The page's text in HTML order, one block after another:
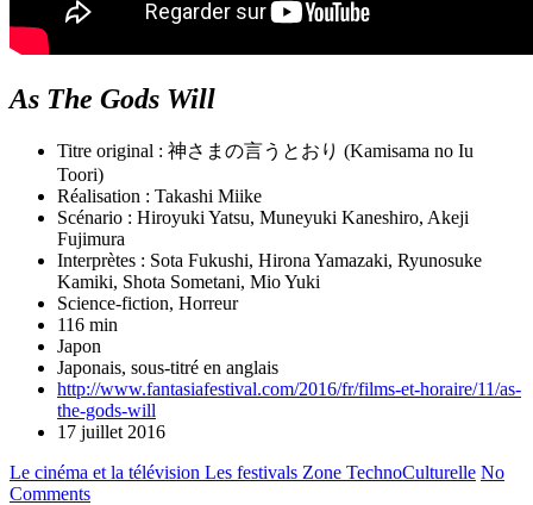
As The Gods Will
Titre original : 神さまの言うとおり (Kamisama no Iu
Toori)
Réalisation : Takashi Miike
Scénario : Hiroyuki Yatsu, Muneyuki Kaneshiro, Akeji
Fujimura
Interprètes : Sota Fukushi, Hirona Yamazaki, Ryunosuke
Kamiki, Shota Sometani, Mio Yuki
Science-fiction, Horreur
116 min
Japon
Japonais, sous-titré en anglais
http://www.fantasiafestival.com/2016/fr/films-et-horaire/11/as-
the-gods-will
17 juillet 2016
Le cinéma et la télévision Les festivals Zone TechnoCulturelle No
Comments